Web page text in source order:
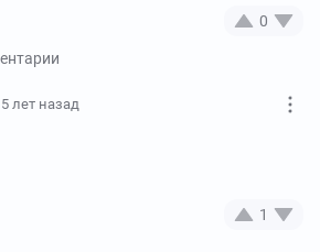
0
5 лет назад
1